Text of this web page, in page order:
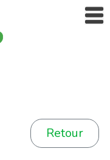
Retour